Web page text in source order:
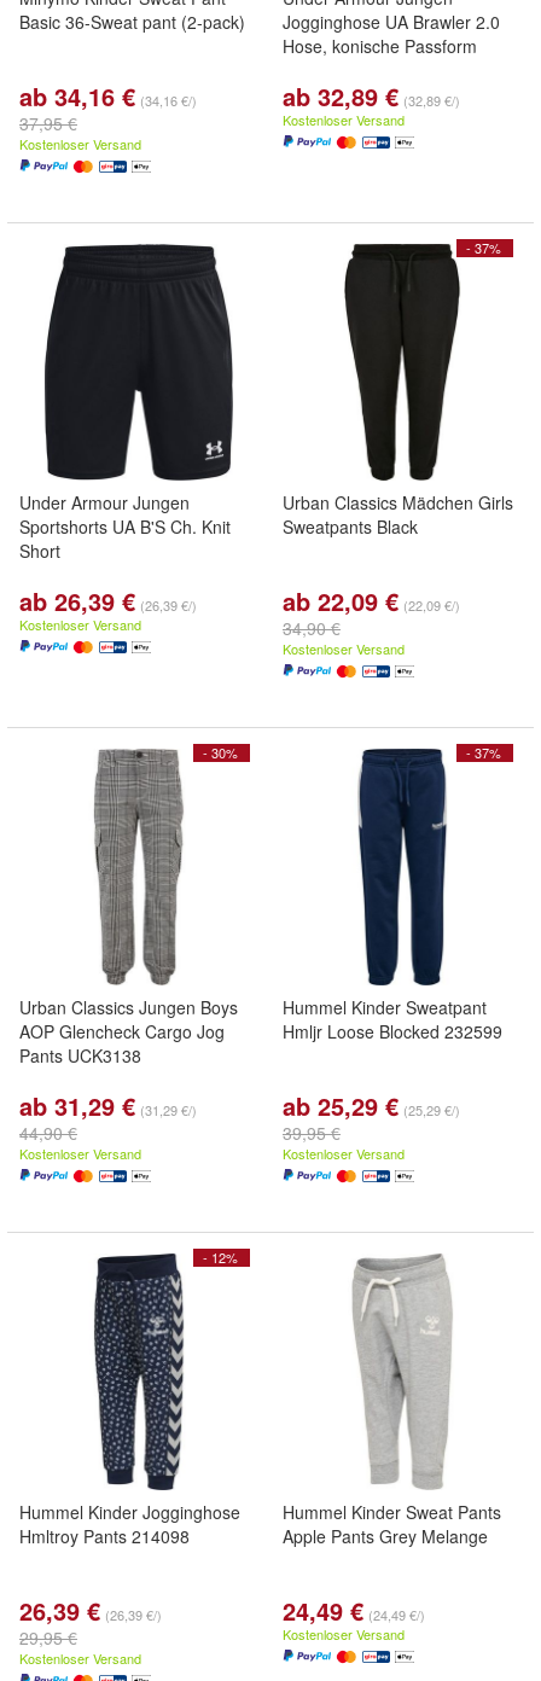
Basic 36-Sweat pant (2-pack)
ab 34,16 € (34,16 €/)
37,95 €
Kostenloser Versand
Jogginghose UA Brawler 2.0
Hose, konische Passform
ab 32,89 € (32,89 €/)
Kostenloser Versand
Under Armour Jungen
Sportshorts UA B'S Ch. Knit
Short
ab 26,39 € (26,39 €/)
Kostenloser Versand
- 37%
Urban Classics Mädchen Girls
Sweatpants Black
ab 22,09 € (22,09 €/)
34,90 €
Kostenloser Versand
- 30%
Urban Classics Jungen Boys
AOP Glencheck Cargo Jog
Pants UCK3138
ab 31,29 € (31,29 €/)
44,90 €
Kostenloser Versand
- 37%
Hummel Kinder Sweatpant
Hmljr Loose Blocked 232599
ab 25,29 € (25,29 €/)
39,95 €
Kostenloser Versand
- 12%
Hummel Kinder Jogginghose
Hmltroy Pants 214098
26,39 € (26,39 €/)
29,95 €
Kostenloser Versand
Hummel Kinder Sweat Pants
Apple Pants Grey Melange
24,49 € (24,49 €/)
Kostenloser Versand